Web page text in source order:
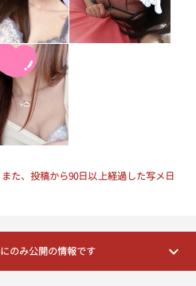
た、投稿から90日以上経過した写メ日
のみ公開の情報です